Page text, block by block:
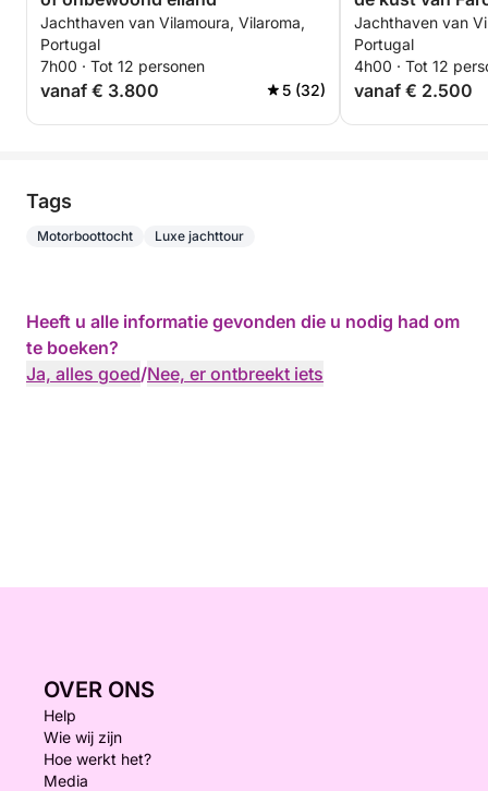
Jachthaven van Vilamoura, Vilaroma,
Portugal
7h00 · Tot 12 personen
vanaf € 3.800 5 (32)
Jachthaven van
Portugal
4h00 · Tot 12
vanaf € 2.500
Tags
Motorboottocht Luxe jachttour
Heeft u alle informatie gevonden die u nodig had om
te boeken?
Ja, alles goed/Nee, er ontbreekt iets
OVER ONS
Help
Wie wij zijn
Hoe werkt het?
Media